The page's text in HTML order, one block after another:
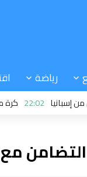
رياضة
22:02 كرة